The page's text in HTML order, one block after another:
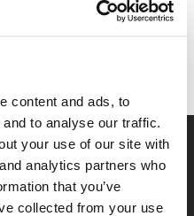
content and ads, to
to analyse our traffic.
your use of our site with
analytics partners who
that you’ve
collected from your use